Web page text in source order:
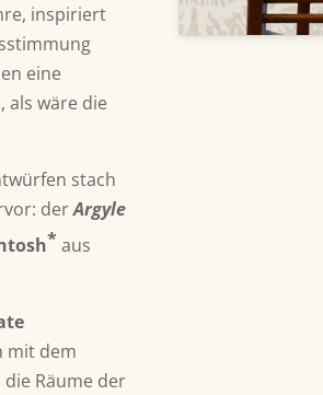
inspiriert
eine
als wäre die
stach
derArgyle
* aus
mit dem
die Räume der